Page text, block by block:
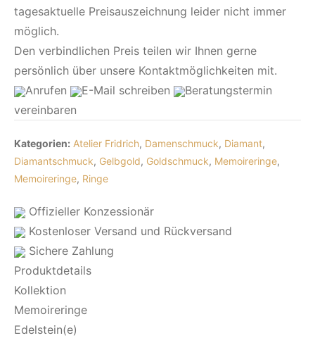
tagesaktuelle Preisauszeichnung leider nicht immer
möglich.
Den verbindlichen Preis teilen wir Ihnen gerne
persönlich über unsere Kontaktmöglichkeiten mit.
Anrufen
E-Mail schreiben
Beratungstermin
vereinbaren
Kategorien: Atelier Fridrich, Damenschmuck, Diamant,
Diamantschmuck, Gelbgold, Goldschmuck, Memoireringe,
Memoireringe, Ringe
Offizieller Konzessionär
Kostenloser Versand und Rückversand
Sichere Zahlung
Produktdetails
Kollektion
Memoireringe
Edelstein(e)